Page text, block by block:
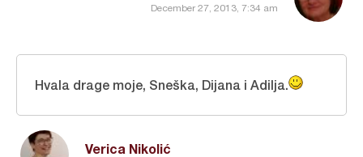
December 27, 2013, 7:34 am
Verica Nikolić
Hvala drage moje, Sneška, Dijana i Adilja.